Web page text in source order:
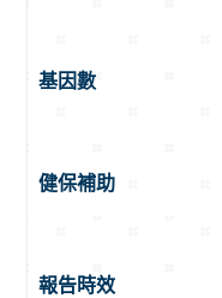
基因數
健保補助
報告時效